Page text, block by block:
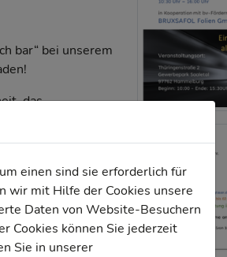
bar“ bei unserem
das
ihre Produkte
auch
eröffnen
den Experten
detaillierte
einen sind sie erforderlich für
wir mit Hilfe der Cookies unsere
Daten von Website-Besuchern
Cookies können Sie jederzeit
Sie in unserer